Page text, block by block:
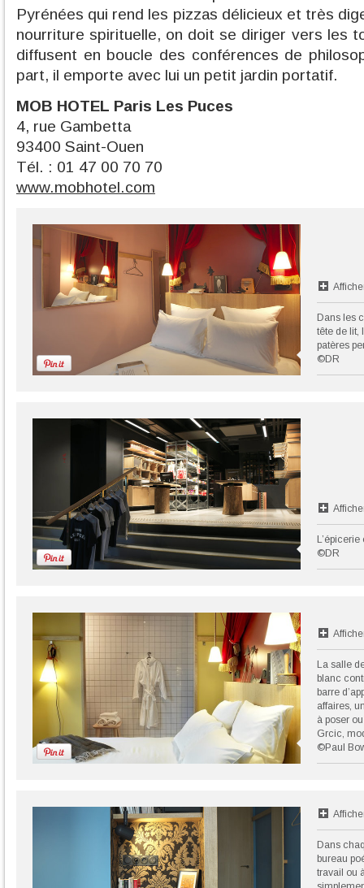
Pyrénées qui rend les pizzas délicieux et très
nourriture spirituelle, on doit se diriger vers les
diffusent en boucle des conférences de
part, il emporte avec lui un petit jardin portatif.
MOB HOTEL Paris Les Puces
4, rue Gambetta
93400 Saint-Ouen
Tél. : 01 47 00 70 70
www.mobhotel.com
Dans les
tête de lit,
patères
©DR
©DR
La salle
blanc
barre
affaires,
à poser
Grcic,
©Paul
Dans
bureau
travail ou